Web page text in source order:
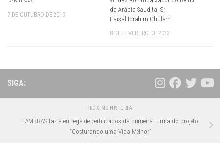
7 DE OUTUBRO DE 2019
da Arábia Saudita, Sr.
Faisal Ibrahim Ghulam
8 DE FEVEREIRO DE 2023
SIGA:
PRÓXIMO HISTÓRIA
FAMBRAS faz a entrega de certificados da primeira turma do projeto
“Costurando uma Vida Melhor”